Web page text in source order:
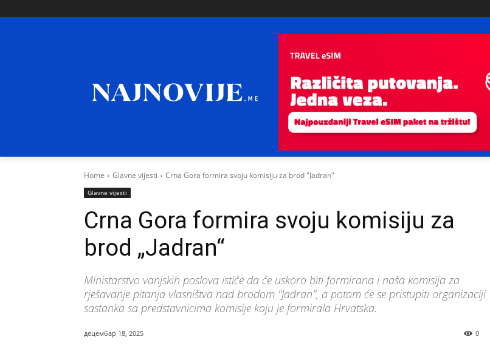
Home Glavne vijesti Crna Gora formira svoju komisiju za brod "Jadran"
Glavne vijesti
Crna Gora formira svoju komisiju za
brod „Jadran“
Ministarstvo vanjskih poslova ističe da će uskoro biti formirana i naša komisija za
rješavanje pitanja vlasništva nad brodom "Jadran", a potom će se pristupiti organizaciji
sastanka sa predstavnicima komisije koju je formirala Hrvatska.
децембар 18, 2025 0